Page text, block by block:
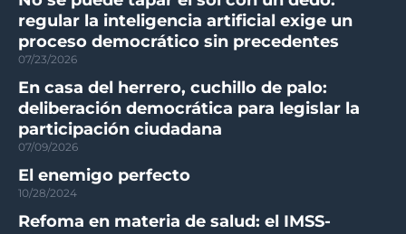
regular la inteligencia artificial exige un
proceso democrático sin precedentes
07/23/2026
En casa del herrero, cuchillo de palo:
deliberación democrática para legislar la
participación ciudadana
07/09/2026
El enemigo perfecto
10/28/2024
Refoma en materia de salud: el IMSS-